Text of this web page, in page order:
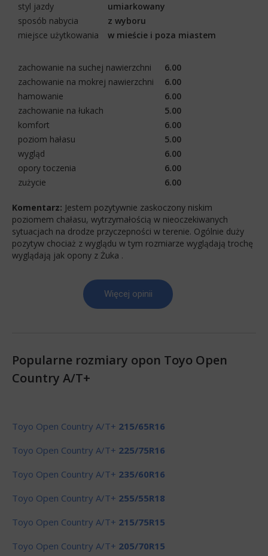
styl jazdy
umiarkowany
sposób nabycia
z wyboru
miejsce użytkowania
w mieście i poza miastem
zachowanie na suchej nawierzchni
6.00
zachowanie na mokrej nawierzchni
6.00
hamowanie
6.00
zachowanie na łukach
5.00
komfort
6.00
poziom hałasu
5.00
wygląd
6.00
opory toczenia
6.00
zużycie
6.00
Komentarz: Jestem pozytywnie zaskoczony niskim
poziomem chałasu, wytrzymałością w nieoczekiwanych
sytuacjach na drodze przyczepności w terenie. Ogólnie duży
pozytyw chociaż z wyglądu w tym rozmiarze wyglądają trochę
wyglądają jak opony z Żuka .
Więcej opinii
Popularne rozmiary opon Toyo Open
Country A/T+
Toyo Open Country A/T+ 215/65R16
Toyo Open Country A/T+ 225/75R16
Toyo Open Country A/T+ 235/60R16
Toyo Open Country A/T+ 255/55R18
Toyo Open Country A/T+ 215/75R15
Toyo Open Country A/T+ 205/70R15